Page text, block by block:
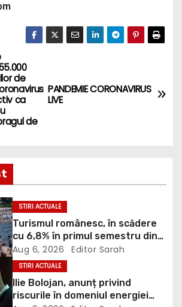
PANDEMIE CORONAVIRUS
LIVE
de
ca
de
STIRI ACTUALE
Turismul românesc, în scădere
cu 6,8% în primul semestru din
2026
Aug 6, 2026 Editor Sarah
STIRI ACTUALE
Ilie Bolojan, anunț privind
riscurile în domeniul energiei